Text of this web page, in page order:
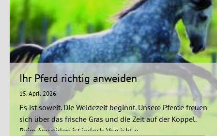
Ihr Pferd richtig anweiden
15. April 2026
Es ist soweit. Die Weidezeit beginnt. Unsere Pferde freuen
sich über das frische Gras und die Zeit auf der Koppel.
Beim Anweiden ist jedoch Vorsicht g...